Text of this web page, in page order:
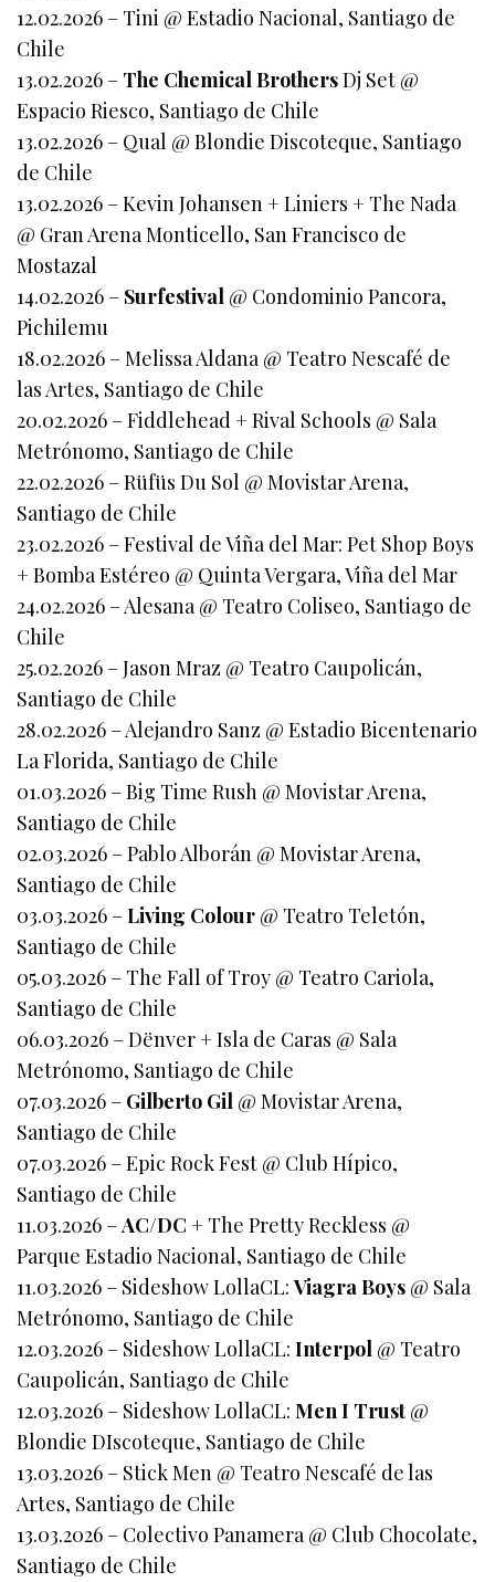
12.02.2026 – Tini @ Estadio Nacional, Santiago de
Chile
13.02.2026 – The Chemical BrothersDj Set @
Espacio Riesco, Santiago de Chile
13.02.2026 – Qual @ Blondie Discoteque, Santiago
de Chile
13.02.2026 – Kevin Johansen + Liniers + The Nada
@ Gran Arena Monticello, San Francisco de
Mostazal
14.02.2026 – Surfestival @ Condominio Pancora,
Pichilemu
18.02.2026 – Melissa Aldana @ Teatro Nescafé de
las Artes, Santiago de Chile
20.02.2026 – Fiddlehead + Rival Schools @ Sala
Metrónomo, Santiago de Chile
22.02.2026 – Rüfüs Du Sol @ Movistar Arena,
Santiago de Chile
23.02.2026 – Festival de Viña del Mar: Pet Shop Boys
+ Bomba Estéreo @ Quinta Vergara, Viña del Mar
24.02.2026 – Alesana @ Teatro Coliseo, Santiago de
Chile
25.02.2026 – Jason Mraz @ Teatro Caupolicán,
Santiago de Chile
28.02.2026 – Alejandro Sanz @ Estadio Bicentenario
La Florida, Santiago de Chile
01.03.2026 – Big Time Rush @ Movistar Arena,
Santiago de Chile
02.03.2026 – Pablo Alborán @ Movistar Arena,
Santiago de Chile
03.03.2026 –Living Colour @ Teatro Teletón,
Santiago de Chile
05.03.2026 – The Fall of Troy @ Teatro Cariola,
Santiago de Chile
06.03.2026 – Dënver + Isla de Caras @ Sala
Metrónomo, Santiago de Chile
07.03.2026 – Gilberto Gil @ Movistar Arena,
Santiago de Chile
07.03.2026 – Epic Rock Fest @ Club Hípico,
Santiago de Chile
11.03.2026 –AC/DC + The Pretty Reckless @
Parque Estadio Nacional, Santiago de Chile
11.03.2026 – Sideshow LollaCL:Viagra Boys @ Sala
Metrónomo, Santiago de Chile
12.03.2026 – Sideshow LollaCL:Interpol @ Teatro
Caupolicán, Santiago de Chile
12.03.2026 – Sideshow LollaCL:Men I Trust @
Blondie DIscoteque, Santiago de Chile
13.03.2026 – Stick Men @ Teatro Nescafé de las
Artes, Santiago de Chile
13.03.2026 – Colectivo Panamera @ Club Chocolate,
Santiago de Chile